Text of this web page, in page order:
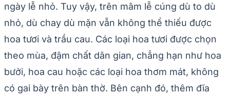
ngày lễ nhỏ. Tuy vậy, trên mâm lễ cúng dù to dù
nhỏ, dù chay dù mặn vẫn không thể thiếu được
hoa tươi và trầu cau. Các loại hoa tươi được chọn
theo mùa, đậm chất dân gian, chẳng hạn như hoa
bưởi, hoa cau hoặc các loại hoa thơm mát, không
có gai bày trên bàn thờ. Bên cạnh đó, thêm đĩa